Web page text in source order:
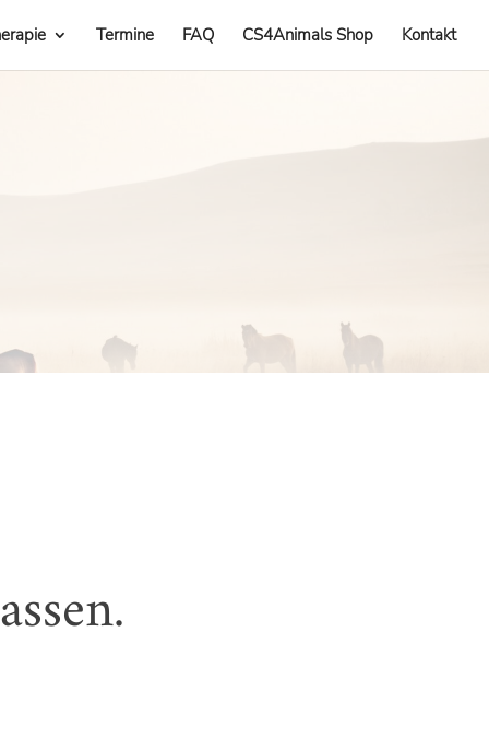
Termine FAQ CS4Animals Shop Kontakt